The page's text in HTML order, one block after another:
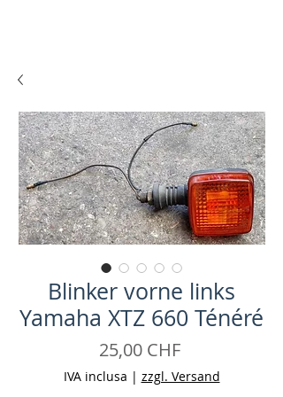
Blinker vorne links
Yamaha XTZ 660 Ténéré
25,00 CHFPrezzo
IVA inclusa | zzgl. Versand